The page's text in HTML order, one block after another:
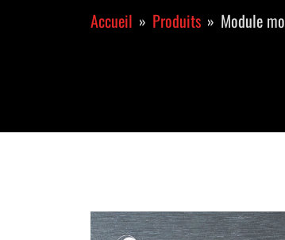
Accueil Produits Module